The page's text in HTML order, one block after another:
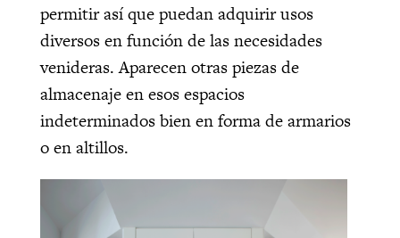
permitir así que puedan adquirir usos
diversos en función de las necesidades
venideras. Aparecen otras piezas de
almacenaje en esos espacios
indeterminados bien en forma de armarios
o en altillos.